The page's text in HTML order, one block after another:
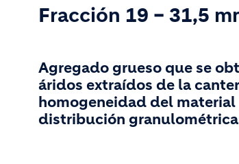
Fracción 19 – 31,5
Agregado grueso que se
áridos extraídos de la
homogeneidad del
distribución